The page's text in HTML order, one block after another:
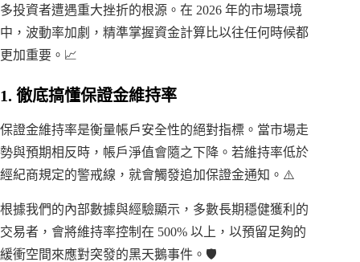
多投資者遭遇重大挫折的根源。在 2026 年的市場環境
中，波動率加劇，精準掌握資金計算比以往任何時候都
更加重要。📈
1. 徹底搞懂保證金維持率
保證金維持率是衡量帳戶安全性的絕對指標。當市場走
勢與預期相反時，帳戶淨值會隨之下降。若維持率低於
經紀商規定的警戒線，就會觸發追加保證金通知。⚠️
根據我們的內部數據與經驗顯示，多數長期穩健獲利的
交易者，會將維持率控制在 500% 以上，以預留足夠的
緩衝空間來應對突發的黑天鵝事件。🛡️